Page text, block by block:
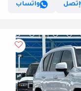
إتصل
واتساب